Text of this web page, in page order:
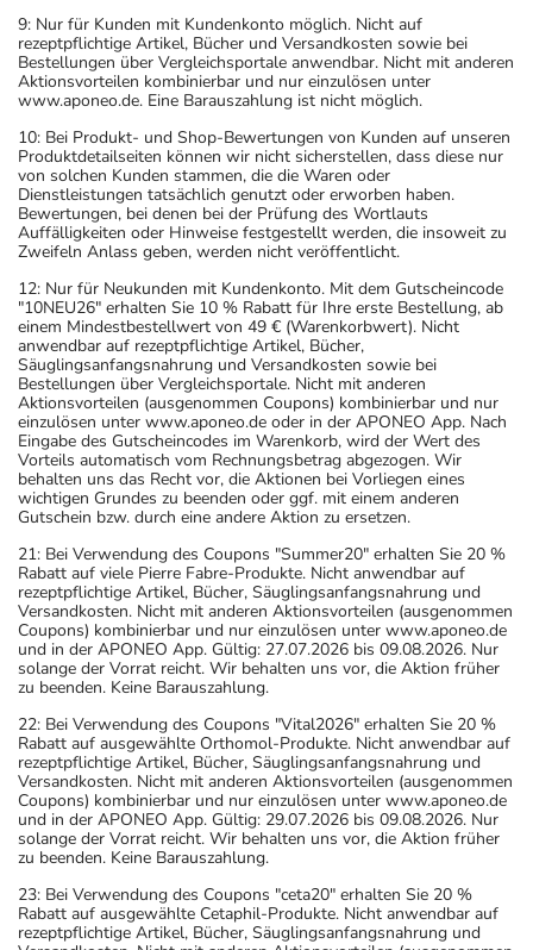
9: Nur für Kunden mit Kundenkonto möglich. Nicht auf
rezeptpflichtige Artikel, Bücher und Versandkosten sowie bei
Bestellungen über Vergleichsportale anwendbar. Nicht mit anderen
Aktionsvorteilen kombinierbar und nur einzulösen unter
www.aponeo.de. Eine Barauszahlung ist nicht möglich.
10: Bei Produkt- und Shop-Bewertungen von Kunden auf unseren
Produktdetailseiten können wir nicht sicherstellen, dass diese nur
von solchen Kunden stammen, die die Waren oder
Dienstleistungen tatsächlich genutzt oder erworben haben.
Bewertungen, bei denen bei der Prüfung des Wortlauts
Auffälligkeiten oder Hinweise festgestellt werden, die insoweit zu
Zweifeln Anlass geben, werden nicht veröffentlicht.
12: Nur für Neukunden mit Kundenkonto. Mit dem Gutscheincode
"10NEU26" erhalten Sie 10 % Rabatt für Ihre erste Bestellung, ab
einem Mindestbestellwert von 49 € (Warenkorbwert). Nicht
anwendbar auf rezeptpflichtige Artikel, Bücher,
Säuglingsanfangsnahrung und Versandkosten sowie bei
Bestellungen über Vergleichsportale. Nicht mit anderen
Aktionsvorteilen (ausgenommen Coupons) kombinierbar und nur
einzulösen unter www.aponeo.de oder in der APONEO App. Nach
Eingabe des Gutscheincodes im Warenkorb, wird der Wert des
Vorteils automatisch vom Rechnungsbetrag abgezogen. Wir
behalten uns das Recht vor, die Aktionen bei Vorliegen eines
wichtigen Grundes zu beenden oder ggf. mit einem anderen
Gutschein bzw. durch eine andere Aktion zu ersetzen.
21: Bei Verwendung des Coupons "Summer20" erhalten Sie 20 %
Rabatt auf viele Pierre Fabre-Produkte. Nicht anwendbar auf
rezeptpflichtige Artikel, Bücher, Säuglingsanfangsnahrung und
Versandkosten. Nicht mit anderen Aktionsvorteilen (ausgenommen
Coupons) kombinierbar und nur einzulösen unter www.aponeo.de
und in der APONEO App. Gültig: 27.07.2026 bis 09.08.2026. Nur
solange der Vorrat reicht. Wir behalten uns vor, die Aktion früher
zu beenden. Keine Barauszahlung.
22: Bei Verwendung des Coupons "Vital2026" erhalten Sie 20 %
Rabatt auf ausgewählte Orthomol-Produkte. Nicht anwendbar auf
rezeptpflichtige Artikel, Bücher, Säuglingsanfangsnahrung und
Versandkosten. Nicht mit anderen Aktionsvorteilen (ausgenommen
Coupons) kombinierbar und nur einzulösen unter www.aponeo.de
und in der APONEO App. Gültig: 29.07.2026 bis 09.08.2026. Nur
solange der Vorrat reicht. Wir behalten uns vor, die Aktion früher
zu beenden. Keine Barauszahlung.
23: Bei Verwendung des Coupons "ceta20" erhalten Sie 20 %
Rabatt auf ausgewählte Cetaphil-Produkte. Nicht anwendbar auf
rezeptpflichtige Artikel, Bücher, Säuglingsanfangsnahrung und